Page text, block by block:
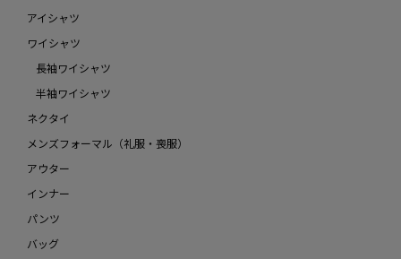
アイシャツ
ワイシャツ
長袖ワイシャツ
半袖ワイシャツ
ネクタイ
メンズフォーマル（礼服・喪服）
アウター
インナー
パンツ
バッグ